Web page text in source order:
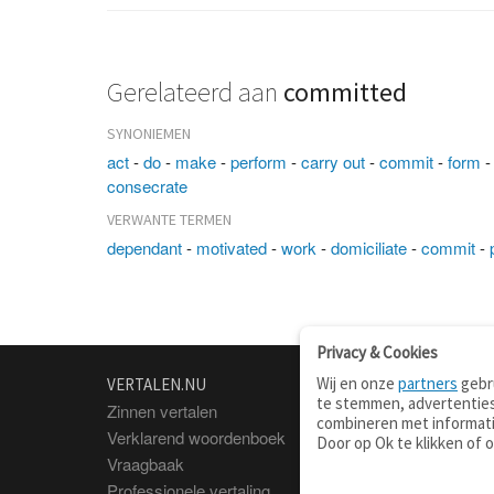
Gerelateerd aan committed
SYNONIEMEN
act-do- make-perform -carry out-commit-form
consecrate
VERWANTE TERMEN
dependant- motivated-work -domiciliate-commit-
VERTALEN.NU
Zinnen vertalen
Verklarend woordenboek
Vraagbaak
OVER
Over deze site
Contact
Privacy & Cookies
Wij en onze partners
te stemmen,
combineren met
Door op Ok te klikken of